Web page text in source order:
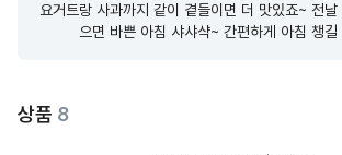
요거트랑 사과까지 같이 곁들이면 더 맛있죠~ 전
으면 바쁜 아침 샤샤샥~ 간편하게 아침 챙
상품 8